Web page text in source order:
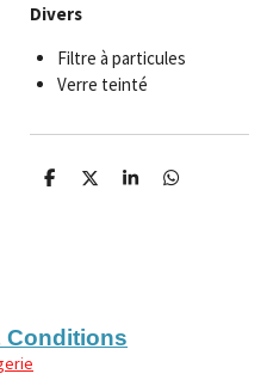
Divers
Filtre à particules
Verre teinté
P
P
P
P
Conditions